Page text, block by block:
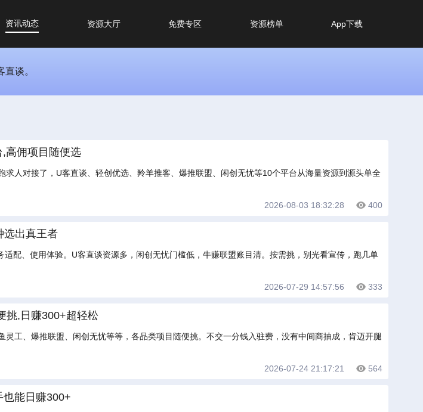
资讯动态 资源大厅 免费专区 资源榜单 App下载
谈。
高佣项目随便选
人对接了，U客直谈、轻创优选、羚羊推客、爆推联盟、闲创无忧等10个平台从海量资源到源头单全
2026-08-03 18:32:28 400
选出真王者
配、使用体验。U客直谈资源多，闲创无忧门槛低，牛赚联盟账目清。按需挑，别光看宣传，跑几单
2026-07-29 14:57:56 333
挑,日赚300+超轻松
工、爆推联盟、闲创无忧等等，各品类项目随便挑。不交一分钱入驻费，没有中间商抽成，肯迈开腿
2026-07-24 21:17:21 564
能日赚300+